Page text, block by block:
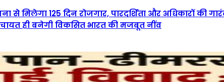
से मिलेगा 125 दिन रोजगार, पारदर्शिता और अधिकारों की
ही बनेगी विकसित भारत की मजबूत नींव